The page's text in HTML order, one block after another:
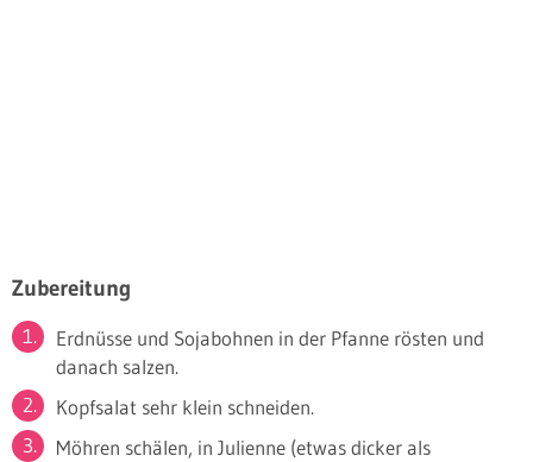
Zubereitung
Erdnüsse und Sojabohnen in der Pfanne rösten und
danach salzen.
Kopfsalat sehr klein schneiden.
Möhren schälen, in Julienne (etwas dicker als